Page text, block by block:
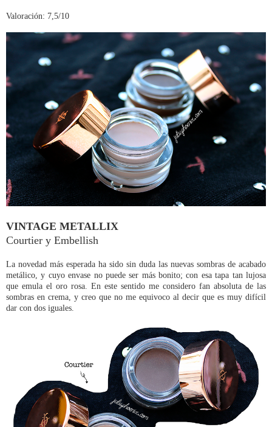
Valoración: 7,5/10
VINTAGE METALLIX
Courtier y Embellish
La novedad más esperada ha sido sin duda las nuevas sombras de acabado
metálico, y cuyo envase no puede ser más bonito; con esa tapa tan lujosa
que emula el oro rosa. En este sentido me considero fan absoluta de las
sombras en crema, y creo que no me equivoco al decir que es muy difícil
dar con dos iguales.